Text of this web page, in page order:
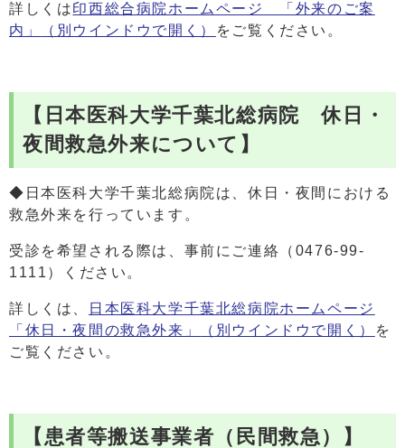
詳しくは印西総合病院ホームページ 「外来のご案
内」
（別ウインドウで開く） をご覧ください。
【日本医科大学千葉北総病院 休日・
夜間救急外来について】
◆日本医科大学千葉北総病院は、休日・夜間における
救急外来を行っています。
受診を希望される際は、事前にご連絡（0476-99-
1111）ください。
詳しくは、
日本医科大学千葉北総病院ホームページ
「休日・夜間の救急外来」
（別ウインドウで開く）
を
ご覧ください。
【患者等搬送事業者（民間救急）】